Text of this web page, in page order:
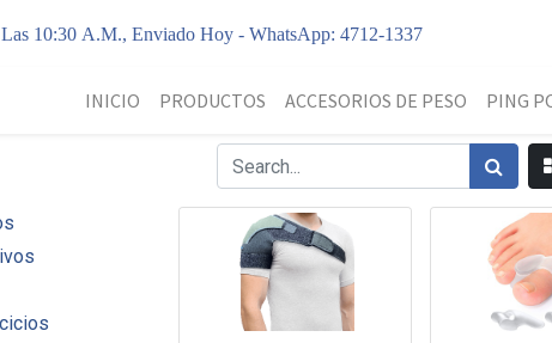
10:30 A.M., Enviado Hoy - WhatsApp: 4712-1337
INICIO PRODUCTOS ACCESORIOS DE PESO PING